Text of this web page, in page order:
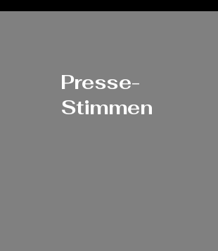
Presse-
Stimmen